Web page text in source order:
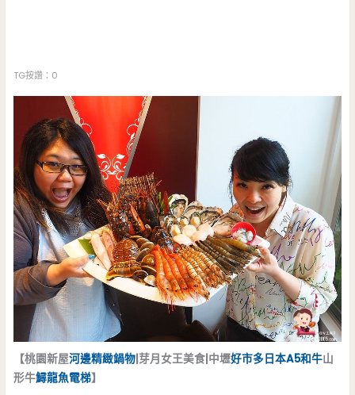
TG按讚：0
【桃園新屋河邊精緻鍋物|芽月女王美食|中壢好市多日本A5和牛山
形牛鱘龍魚電梯】